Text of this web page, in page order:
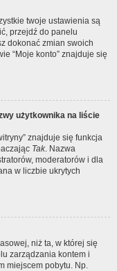
twoje ustawienia są
przejdź do panelu
dokonać zmian swoich
“Moje konto” znajduje się
użytkownika na liście
znajduje się funkcja
Tak. Nazwa
moderatorów i dla
w liczbie ukrytych
niż ta, w której się
zarządzania kontem i
miejscem pobytu. Np.